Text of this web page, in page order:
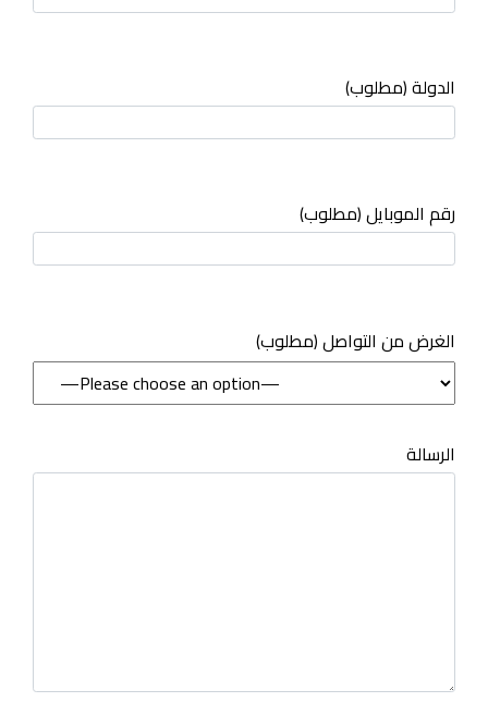
الدولة (مطلوب)
رقم الموبايل (مطلوب)
(مطلوب) الغرض من التواصل
الرسالة